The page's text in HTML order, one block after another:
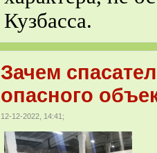
Кузбасса.
Зачем
опасного
12-12-2022, 14:41;